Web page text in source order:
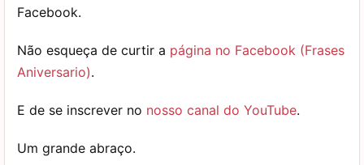
Facebook.
Não esqueça de curtir a página no Facebook (Frases
Aniversario).
E de se inscrever no nosso canal do YouTube.
Um grande abraço.